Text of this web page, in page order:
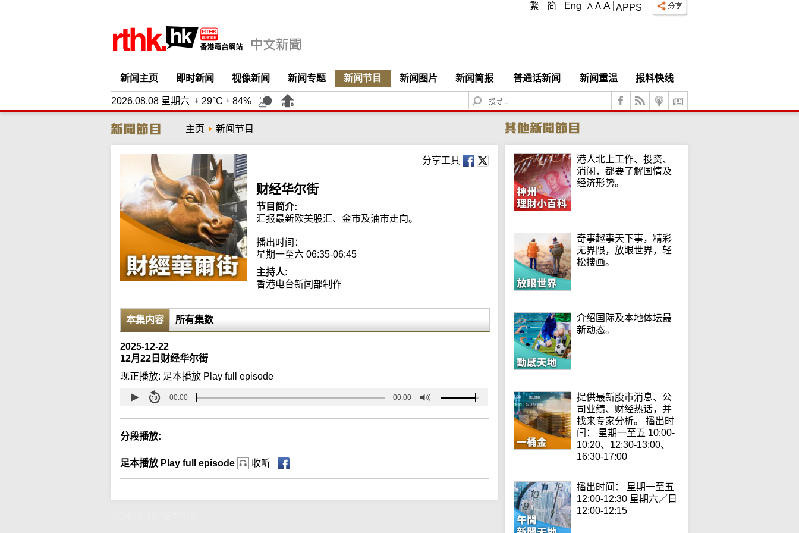
APPS
A A A
繁 简 Eng
新闻主页 即时新闻 视像新闻 新闻专题 新闻节目 新闻图片 新闻简报 普通话新闻 新闻重温 报料快线
2026.08.08 星期六 29°C 84%
S
e
c
h
主页 新闻节目
分享工具
财经华尔街
节目简介:
汇报最新欧美股汇、金市及油市走向。
播出时间：
星期一至六 06:35-06:45
主持人:
香港电台新闻部制作
本集内容 所有集数
2025-12-22
12月22日财经华尔街
现正播放: 足本播放 Play full episode
00:00 00:00
分段播放:
足本播放 Play full episode 收听
港人北上工作、投资、
消闲，都要了解国情及
经济形势。
奇事趣事天下事，精彩
无界限，放眼世界，轻
松搜画。
介绍国际及本地体坛最
新动态。
提供最新股市消息、公
司业绩、财经热话，并
找来专家分析。 播出时
间： 星期一至五 10:00-
10:20、12:30-13:00、
16:30-17:00
播出时间： 星期一至五
12:00-12:30 星期六／日
12:00-12:15